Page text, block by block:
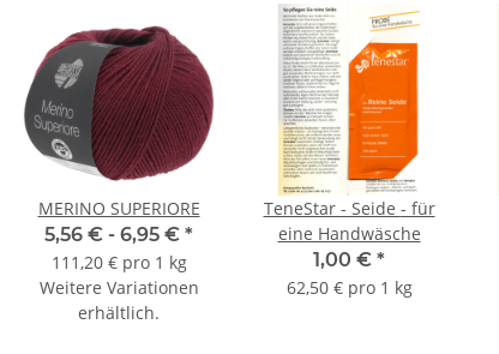
MERINO SUPERIORE
5,56 € - 6,95 € *
111,20 € pro 1 kg
Weitere Variationen
erhältlich.
TeneStar - Seide - für
eine Handwäsche
1,00 € *
62,50 € pro 1 kg